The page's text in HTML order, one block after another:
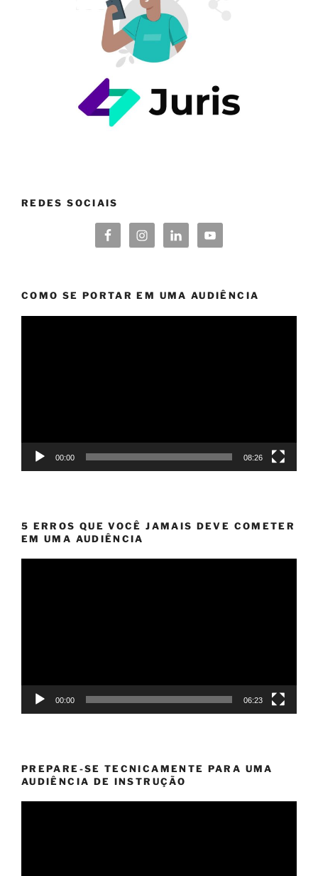
REDES SOCIAIS
COMO SE PORTAR EM UMA AUDIÊNCIA
00:00 08:26
5 ERROS QUE VOCÊ JAMAIS DEVE COMETER
EM UMA AUDIÊNCIA
00:00 06:23
PREPARE-SE TECNICAMENTE PARA UMA
AUDIÊNCIA DE INSTRUÇÃO